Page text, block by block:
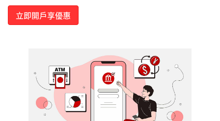
立即開戶享優惠